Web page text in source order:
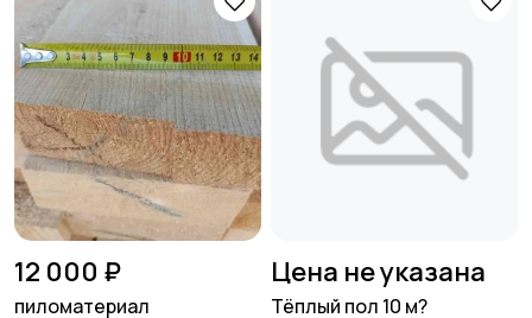
12 000 ₽
пиломатериал
Цена не указана
Тёплый пол 10 м?